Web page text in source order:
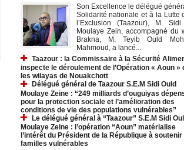
Son Excellence le délégué
Solidarité nationale et à la Lutte
l’Exclusion (Taazour), M. Sidi
Moulaye Zein, accompagné du
Brakna, M. Teyib Ould
Mahmoud, a lancé...
Taazour : la Commissaire à la Sécurité
inspecte le déroulement de l’Opération « Aoun »
les wilayas de Nouakchott
Délégué général de Taazour S.E.M Sidi Ould
Moulaye Zeine : “249 milliards d’ouguiyas
pour la protection sociale et l’amélioration des
conditions de vie des populations vulnérables”
Le délégué général à “Taazour” S.E.M Sidi
Moulaye Zeine : l’opération “Aoun” matérialise
l’intérêt du Président de la République à soutenir
familles vulnérables